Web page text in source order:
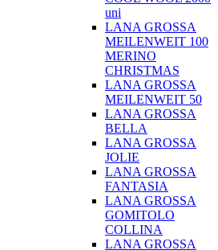
uni
LANA GROSSA
MEILENWEIT 100
MERINO
CHRISTMAS
LANA GROSSA
MEILENWEIT 50
LANA GROSSA
BELLA
LANA GROSSA
JOLIE
LANA GROSSA
FANTASIA
LANA GROSSA
GOMITOLO
COLLINA
LANA GROSSA